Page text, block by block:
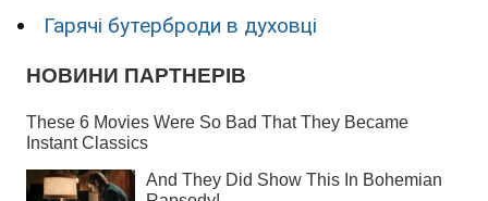
Гарячі бутерброди в духовці